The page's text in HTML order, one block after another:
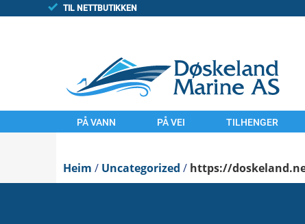
TIL NETTBUTIKKEN
PÅ VANN
BÅTER
PÅ VEI
UTSTYR
TILHENGER
FINN/TORGET
Heim / Uncategorized / https://